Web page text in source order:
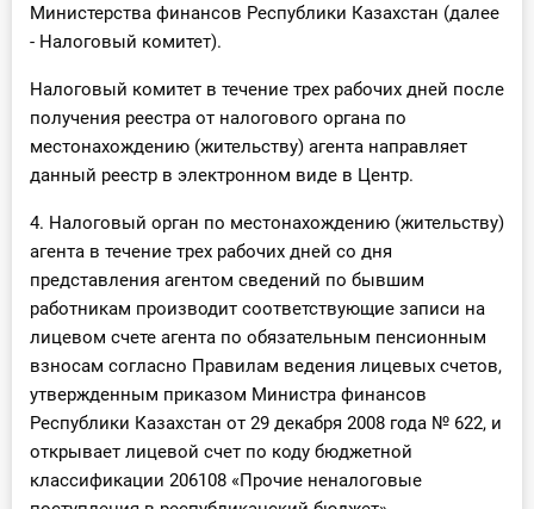
Министерства финансов Республики Казахстан (далее
- Налоговый комитет).
Налоговый комитет в течение трех рабочих дней после
получения реестра от налогового органа по
местонахождению (жительству) агента направляет
данный реестр в электронном виде в Центр.
4. Налоговый орган по местонахождению (жительству)
агента в течение трех рабочих дней со дня
представления агентом сведений по бывшим
работникам производит соответствующие записи на
лицевом счете агента по обязательным пенсионным
взносам согласно Правилам ведения лицевых счетов,
утвержденным приказом Министра финансов
Республики Казахстан от 29 декабря 2008 года № 622, и
открывает лицевой счет по коду бюджетной
классификации 206108 «Прочие неналоговые